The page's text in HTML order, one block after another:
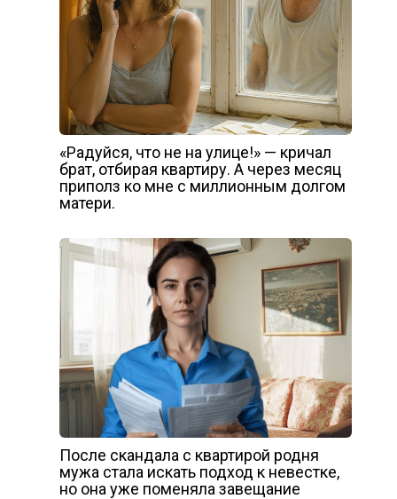
«Радуйся, что не на улице!» — кричал
брат, отбирая квартиру. А через месяц
приполз ко мне с миллионным долгом
матери.
После скандала с квартирой родня
мужа стала искать подход к невестке,
но она уже поменяла завещание